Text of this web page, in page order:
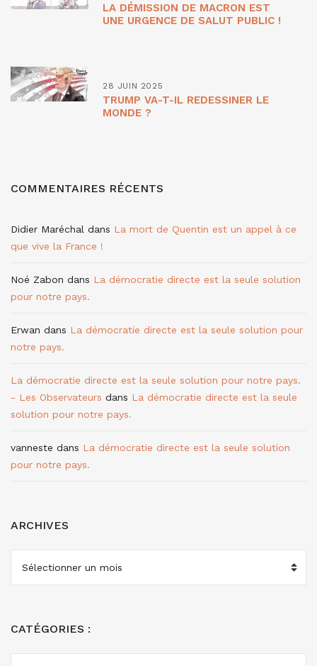
LA DÉMISSION DE MACRON EST
UNE URGENCE DE SALUT PUBLIC !
28 JUIN 2025
TRUMP VA-T-IL REDESSINER LE
MONDE ?
COMMENTAIRES RÉCENTS
Didier Maréchal dans La mort de Quentin est un appel à ce
que vive la France !
Noé Zabon dans La démocratie directe est la seule solution
pour notre pays.
Erwan dans La démocratie directe est la seule solution pour
notre pays.
La démocratie directe est la seule solution pour notre pays.
- Les Observateurs dans La démocratie directe est la seule
solution pour notre pays.
vanneste dans La démocratie directe est la seule solution
pour notre pays.
ARCHIVES
CATÉGORIES :